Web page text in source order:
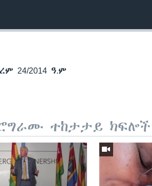
24/2014 ዓ.ም
ተከታታይ ክፍሎች